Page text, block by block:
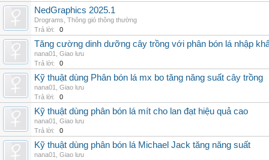
NedGraphics 2025.1
Drograms Thông gió thông thường
Trả lời:
0
Tăng cường dinh dưỡng cây trồng với phân bón lá nhập
nana01
Giao lưu
Trả lời:
0
Kỹ thuật dùng Phân bón lá mx bo tăng năng suất cây trồng
nana01
Giao lưu
Trả lời:
0
Kỹ thuật dùng phân bón lá mít cho lan đạt hiệu quả cao
nana01
Giao lưu
Trả lời:
0
Kỹ thuật dùng phân bón lá Michael Jack tăng năng suất
nana01
Giao lưu